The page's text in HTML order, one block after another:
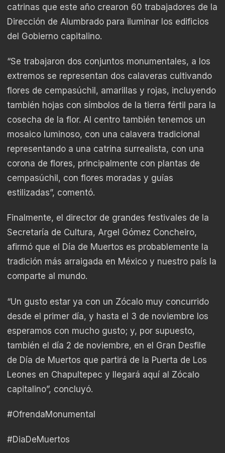
catrinas que este año crearon 60 trabajadores de la
Dirección de Alumbrado para iluminar los edificios
del Gobierno capitalino.
“Se trabajaron dos conjuntos monumentales, a los
extremos se representan dos calaveras cultivando
flores de cempasúchil, amarillas y rojas, incluyendo
también hojas con símbolos de la tierra fértil para la
cosecha de la flor. Al centro también tenemos un
mosaico luminoso, con una calavera tradicional
representando a una catrina surrealista, con una
corona de flores, principalmente con plantas de
cempasúchil, con flores moradas y guías
estilizadas”, comentó.
Finalmente, el director de grandes festivales de la
Secretaría de Cultura, Argel Gómez Concheiro,
afirmó que el Día de Muertos es probablemente la
tradición más arraigada en México y nuestro país la
comparte al mundo.
“Un gusto estar ya con un Zócalo muy concurrido
desde el primer día, y hasta el 3 de noviembre los
esperamos con mucho gusto; y, por supuesto,
también el día 2 de noviembre, en el Gran Desfile
de Día de Muertos que partirá de la Puerta de Los
Leones en Chapultepec y llegará aquí al Zócalo
capitalino”, concluyó.
#OfrendaMonumental
#DiaDeMuertos